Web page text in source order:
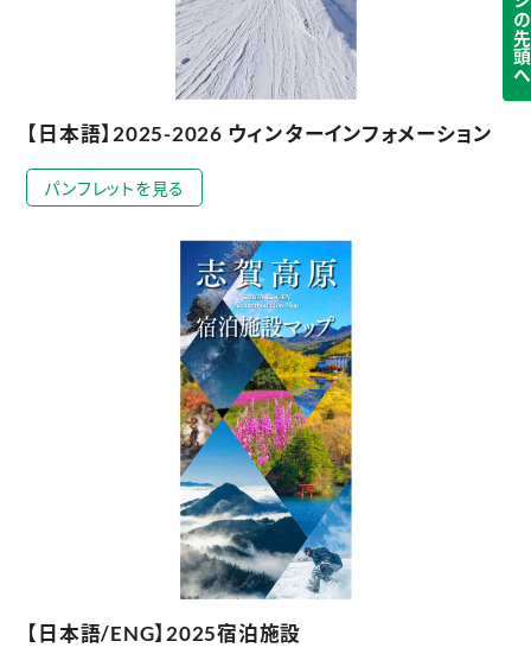
【日本語】2025-2026 ウィンターインフォメーション
パンフレットを見る
【日本語/ENG】2025宿泊施設